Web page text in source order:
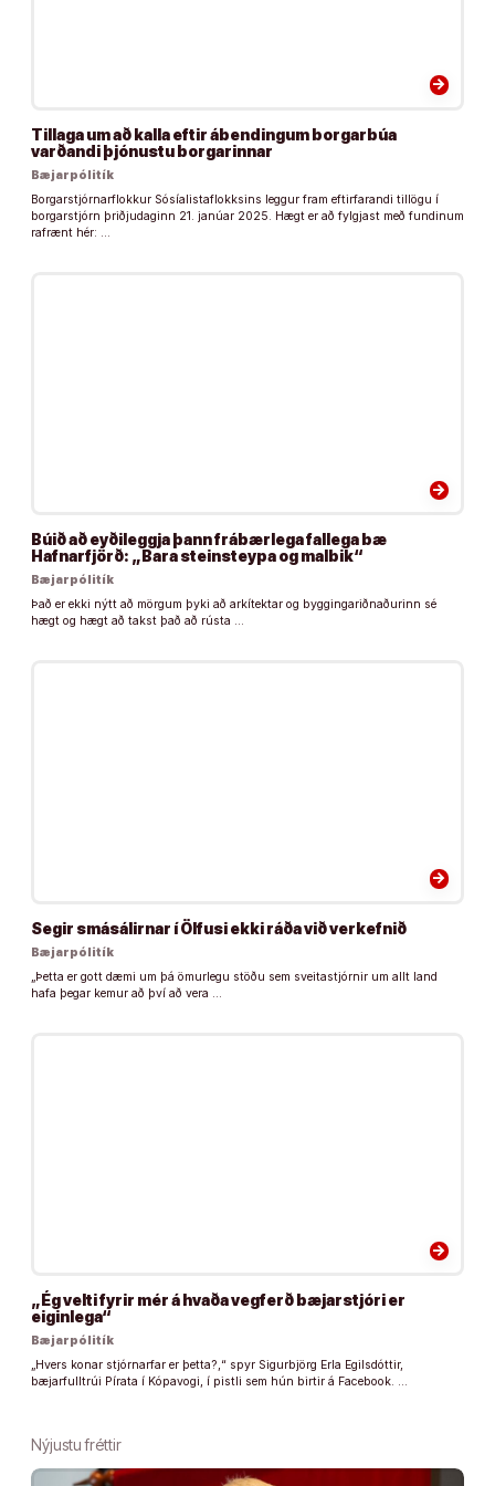
arrow_forward
Tillaga um að kalla eftir ábendingum borgarbúa
varðandi þjónustu borgarinnar
Bæjarpólitík
Borgarstjórnarflokkur Sósíalistaflokksins leggur fram eftirfarandi tillögu í
borgarstjórn þriðjudaginn 21. janúar 2025. Hægt er að fylgjast með fundinum
rafrænt hér: …
arrow_forward
Búið að eyðileggja þann frábærlega fallega bæ
Hafnarfjörð: „Bara steinsteypa og malbik“
Bæjarpólitík
Það er ekki nýtt að mörgum þyki að arkítektar og byggingariðnaðurinn sé
hægt og hægt að takst það að rústa …
arrow_forward
Segir smásálirnar í Ölfusi ekki ráða við verkefnið
Bæjarpólitík
„Þetta er gott dæmi um þá ömurlegu stöðu sem sveitastjórnir um allt land
hafa þegar kemur að því að vera …
arrow_forward
„Ég velti fyrir mér á hvaða vegferð bæjarstjóri er
eiginlega“
Bæjarpólitík
„Hvers konar stjórnarfar er þetta?,“ spyr Sigurbjörg Erla Egilsdóttir,
bæjarfulltrúi Pírata í Kópavogi, í pistli sem hún birtir á Facebook. …
Nýjustu fréttir